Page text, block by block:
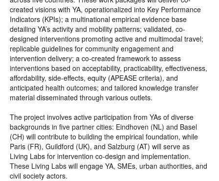
created visions with YA, operationalized into Key Performance
Indicators (KPIs); a multinational empirical evidence base
detailing YA’s activity and mobility patterns; validated, co-
designed interventions promoting active and multimodal travel;
replicable guidelines for community engagement and
intervention delivery; a co-created framework to assess
interventions based on acceptability, practicability, effectiveness,
affordability, side-effects, equity (APEASE criteria), and
anticipated health outcomes; and tailored knowledge transfer
material disseminated through various outlets.
The project involves active participation from YAs of diverse
backgrounds in five partner cities: Eindhoven (NL) and Basel
(CH) will contribute to building the empirical foundation, while
Paris (FR), Guildford (UK), and Salzburg (AT) will serve as
Living Labs for intervention co-design and implementation.
These Living Labs will engage YA, SMEs, urban authorities, and
civil society actors.